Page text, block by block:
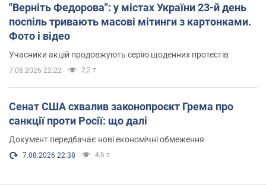
"Верніть Федорова": у містах України 23-й день
поспіль тривають масові мітинги з картонками.
Фото і відео
Учасники акцій продовжують серію щоденних протестів
7.08.2026 22:22 2,2 т.
Сенат США схвалив законопроєкт Грема про
санкції проти Росії: що далі
Документ передбачає нові економічні обмеження
7.08.2026 22:38 4,6 т.